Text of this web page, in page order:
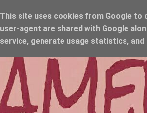
This site uses cookies from Google to
user-agent are shared with Google
service, generate usage statistics,